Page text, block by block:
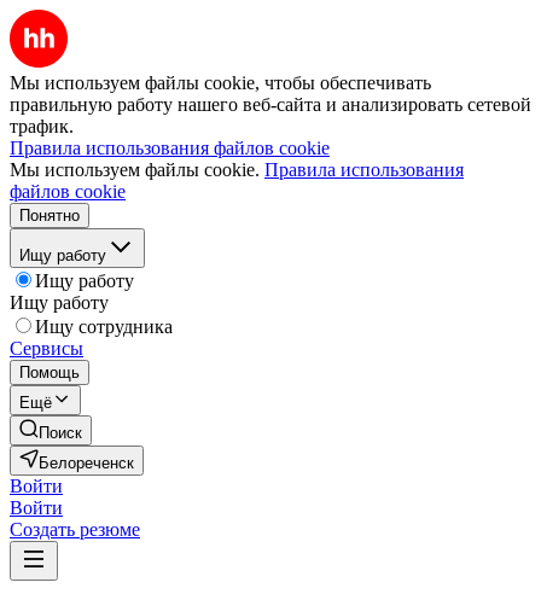
Мы используем файлы cookie, чтобы обеспечивать
правильную работу нашего веб-сайта и анализировать сетевой
трафик.
Правила использования файлов cookie
Мы используем файлы cookie. Правила использования
файлов cookie
Понятно
Ищу работу
Ищу работу
Ищу работу
Ищу сотрудника
Сервисы
Помощь
Ещё
Поиск
Белореченск
Войти
Войти
Создать резюме